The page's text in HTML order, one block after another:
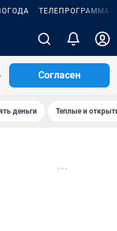
ТЕЛЕПРОГРАММА
Согласен
деньги Теплые и